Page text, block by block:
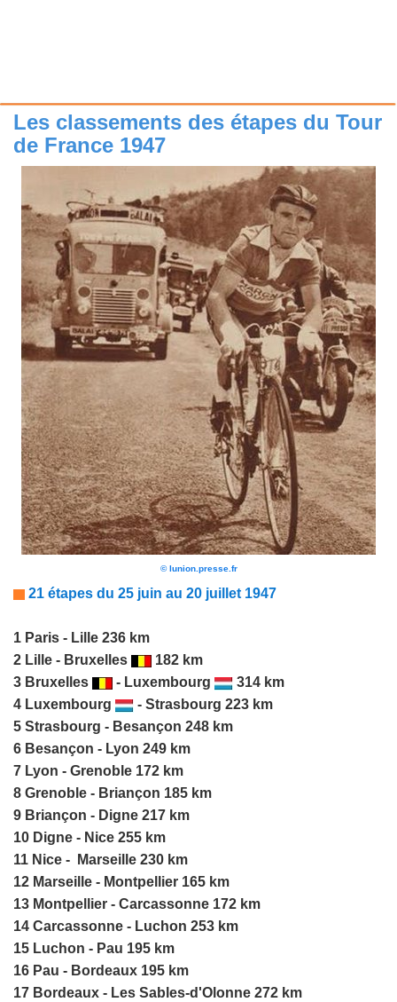
Les classements des étapes du Tour
de France 1947
© lunion.presse.fr
21 étapes du 25 juin au 20 juillet 1947
1 Paris - Lille 236 km
2 Lille - Bruxelles
182 km
3 Bruxelles
- Luxembourg
314 km
4 Luxembourg
- Strasbourg 223 km
5 Strasbourg - Besançon 248 km
6 Besançon - Lyon 249 km
7 Lyon - Grenoble 172 km
8 Grenoble - Briançon 185 km
9 Briançon - Digne 217 km
10 Digne - Nice 255 km
11 Nice - Marseille 230 km
12 Marseille - Montpellier 165 km
13 Montpellier - Carcassonne 172 km
14 Carcassonne - Luchon 253 km
15 Luchon - Pau 195 km
16 Pau - Bordeaux 195 km
17 Bordeaux - Les Sables-d'Olonne 272 km